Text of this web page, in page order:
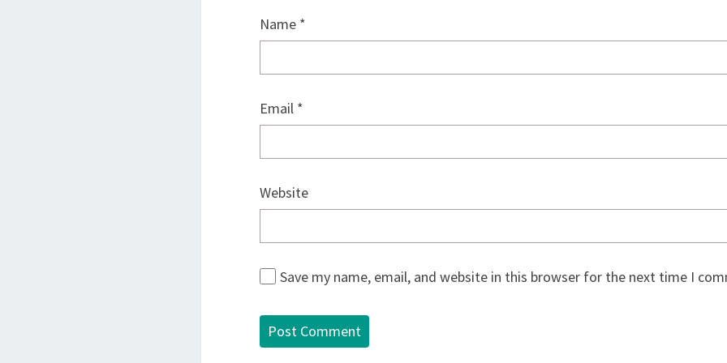
Name *
Email *
Website
Save my name, email, and website in this browser for the next time I